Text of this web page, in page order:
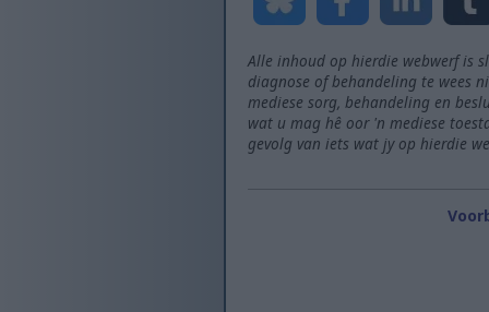
Alle inhoud op hierdie webwerf is
diagnose of behandeling te wees
mediese sorg, behandeling en
wat u mag hê oor 'n mediese
gevolg van iets wat jy op hierdie